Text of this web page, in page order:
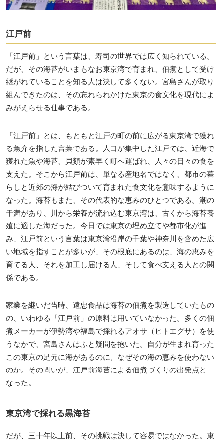
江戸前
「江戸前」という言葉は、寿司の世界では広く知られている。
だが、その海苔がいまもなお東京湾で育まれ、佃煮として受け
継がれていることを知る人は決して多くない。宮島さんが取り
組んできたのは、その忘れられかけた東京の食文化を現代によ
みがえらせる仕事である。
「江戸前」とは、もともと江戸の町の前に広がる東京湾で獲れ
る魚介を指した言葉である。人口が集中した江戸では、近海で
獲れた魚や海苔、貝類が素早く町へ運ばれ、人々の日々の食を
支えた。そこから江戸前は、単なる産地名ではなく、都市の暮
らしと近郊の海が結びついて育まれた食文化を意味するように
なった。海苔もまた、その代表的な恵みのひとつである。潮の
干満があり、川から栄養が流れ込む東京湾は、古くから海苔養
殖に適した海だった。今日では東京の埋め立てや都市化が進
み、江戸前という言葉は東京湾沿岸の千葉や神奈川を含めた広
い地域を指すことが多いが、その根底にあるのは、海の恵みを
育てる人、それを加工し届ける人、そして食べ支える人との関
係である。
家業を継いだ当時、遠忠食品は海苔の佃煮を製造していたもの
の、いわゆる「江戸前」の原料は用いていなかった。多くの佃
煮メーカーが伊勢湾や福島で採れるアオサ（ヒトエグサ）を使
うなかで、宮島さんはふと疑問を抱いた。自分が生まれ育った
この東京の足元に海があるのに、なぜその海の恵みを使わない
のか。その問いが、江戸前海苔による佃煮づくりの出発点と
なった。
東京湾で採れる黒海苔
だが、三十年以上前、その挑戦は決して容易ではなかった。東